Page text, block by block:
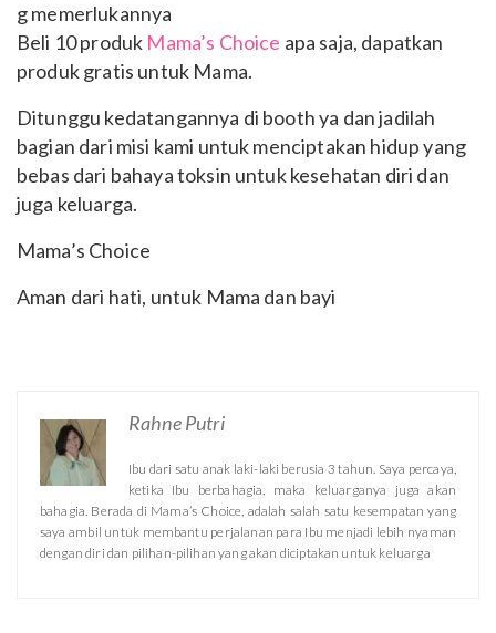
g memerlukannya
Beli 10 produk Mama’s Choice apa saja, dapatkan
produk gratis untuk Mama.
Ditunggu kedatangannya di booth ya dan jadilah
bagian dari misi kami untuk menciptakan hidup yang
bebas dari bahaya toksin untuk kesehatan diri dan
juga keluarga.
Mama’s Choice
Aman dari hati, untuk Mama dan bayi
Rahne Putri
Ibu dari satu anak laki-laki berusia 3 tahun. Saya percaya,
ketika Ibu berbahagia, maka keluarganya juga akan
bahagia. Berada di Mama’s Choice, adalah salah satu kesempatan yang
saya ambil untuk membantu perjalanan para Ibu menjadi lebih nyaman
dengan diri dan pilihan-pilihan yang akan diciptakan untuk keluarga